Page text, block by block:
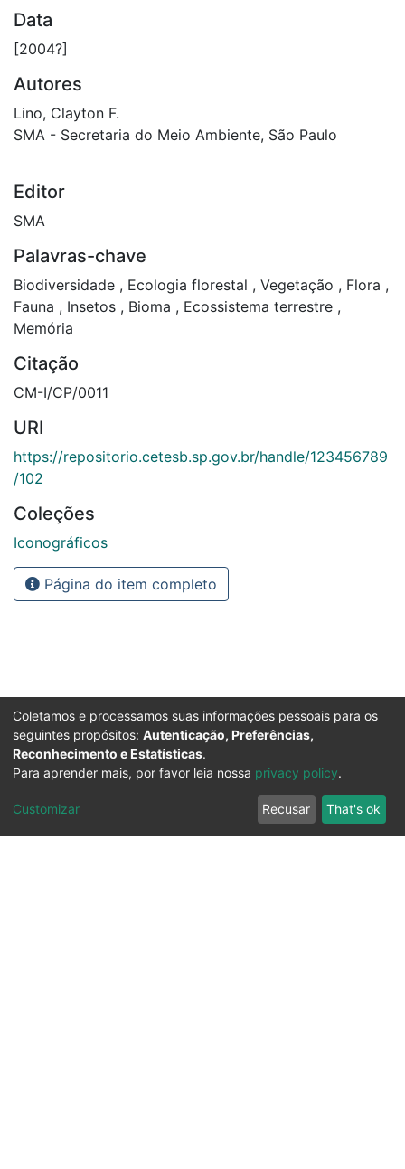
Data
[2004?]
Autores
Lino, Clayton F.
SMA - Secretaria do Meio Ambiente, São Paulo
Editor
SMA
Palavras-chave
Biodiversidade , Ecologia florestal , Vegetação , Flora ,
Fauna , Insetos , Bioma , Ecossistema terrestre ,
Memória
Citação
CM-I/CP/0011
URI
https://repositorio.cetesb.sp.gov.br/handle/123456789
/102
Coleções
Iconográficos
Página do item completo
Coletamos e processamos suas informações pessoais para os
seguintes propósitos: Autenticação, Preferências,
Reconhecimento e Estatísticas.
Para aprender mais, por favor leia nossa privacy policy.
Customizar Recusar That's ok